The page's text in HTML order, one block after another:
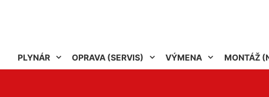
PLYNÁR OPRAVA (SERVIS) VÝMENA MONTÁŽ